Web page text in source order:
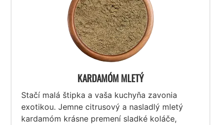
KARDAMÓM MLETÝ
Stačí malá štipka a vaša kuchyňa zavonia
exotikou. Jemne citrusový a nasladlý mletý
kardamóm krásne premení sladké koláče,